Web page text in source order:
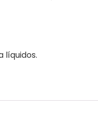
líquidos.